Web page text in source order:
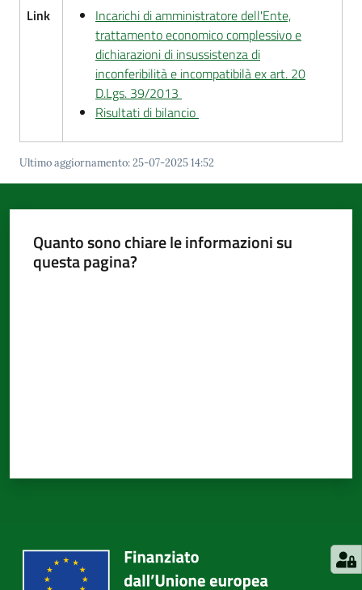
Link
Incarichi di amministratore dell'Ente,
trattamento economico complessivo e
dichiarazioni di insussistenza di
inconferibilità e incompatibilà ex art. 20
D.Lgs. 39/2013
Risultati di bilancio
Ultimo aggiornamento:25-07-2025 14:52
Quanto sono chiare le informazioni su
questa pagina?